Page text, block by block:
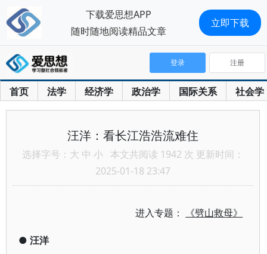
首页 法学 经济学 政治学 国际关系 社会学
登录 注册
汪洋：看长江浩浩流难住
选择字号： 大 中 小 本文共阅读 1942 次 更新时间：
2025-01-18 23:47
进入专题： 《劈山救母》
● 汪洋
下载爱思想APP
随时随地阅读精品文章
立即下载